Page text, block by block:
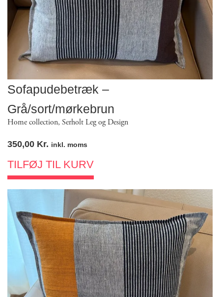
Sofapudebetræk –
Grå/sort/mørkebrun
Home collection, Serholt Leg og Design
350,00 Kr. inkl. moms
TILFØJ TIL KURV